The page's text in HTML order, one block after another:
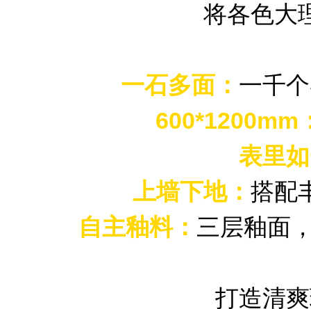
将各色大
一石多面： 一千
600*1200mm
表里
上墙下地： 搭配
自主釉料： 三层釉面
打造清